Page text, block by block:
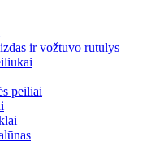
ir vožtuvo rutulys
peiliai